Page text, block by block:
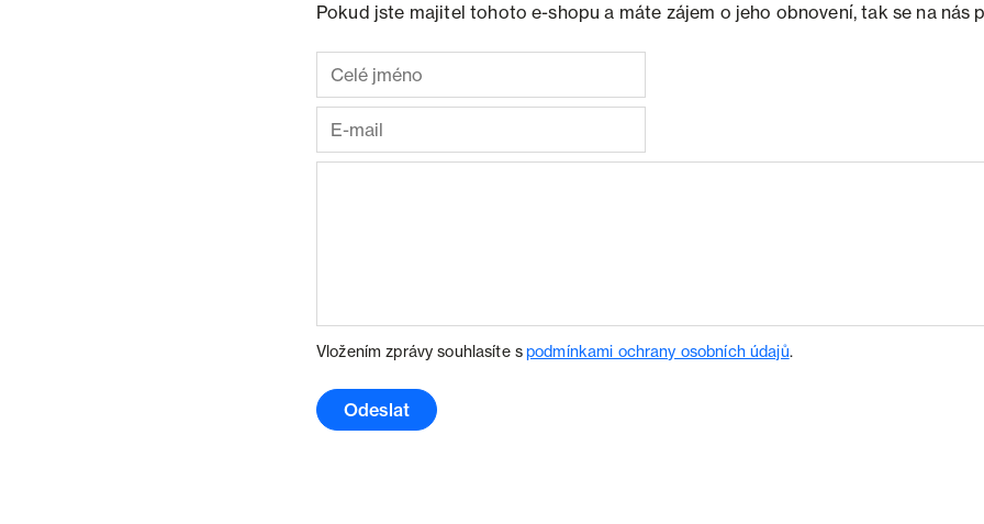
Pokud jste majitel tohoto e-shopu a máte zájem o jeho obnovení, tak se na nás
Vložením zprávy souhlasíte spodmínkami ochrany osobních údajů.
Odeslat